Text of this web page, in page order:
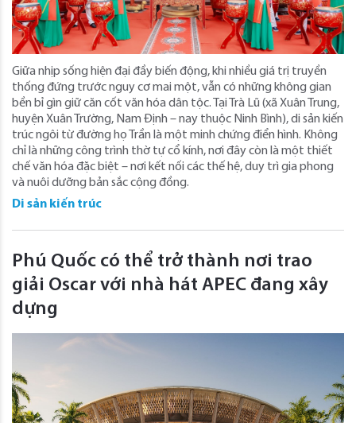
Giữa nhịp sống hiện đại đầy biến động, khi nhiều giá trị truyền
thống đứng trước nguy cơ mai một, vẫn có những không gian
bền bỉ gìn giữ căn cốt văn hóa dân tộc. Tại Trà Lũ (xã Xuân Trung,
huyện Xuân Trường, Nam Định – nay thuộc Ninh Bình), di sản kiến
trúc ngôi từ đường họ Trần là một minh chứng điển hình. Không
chỉ là những công trình thờ tự cổ kính, nơi đây còn là một thiết
chế văn hóa đặc biệt – nơi kết nối các thế hệ, duy trì gia phong
và nuôi dưỡng bản sắc cộng đồng.
Di sản kiến trúc
Phú Quốc có thể trở thành nơi trao
giải Oscar với nhà hát APEC đang xây
dựng